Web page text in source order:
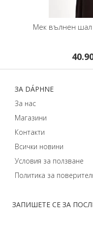
Мек вълнен шал
ЗАПИШЕТЕ СЕ ЗА
ЗA DÁPHNЕ
За нас
Магазини
Контакти
Всички новини
Условия за ползване
Политика за